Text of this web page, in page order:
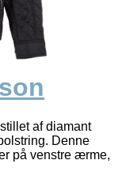
af diamant
Denne
på venstre ærme,